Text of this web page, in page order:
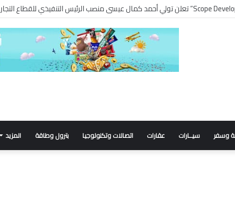
وسفر سيــارات عقارات اتصالات وتكنولوجيا بترول وطاقة المزيد